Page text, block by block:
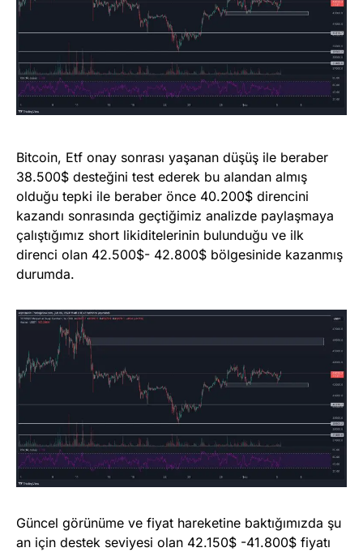
Bitcoin, Etf onay sonrası yaşanan düşüş ile beraber
38.500$ desteğini test ederek bu alandan almış
olduğu tepki ile beraber önce 40.200$ direncini
kazandı sonrasında geçtiğimiz analizde paylaşmaya
çalıştığımız short likiditelerinin bulunduğu ve ilk
direnci olan 42.500$- 42.800$ bölgesinide kazanmış
durumda.
Güncel görünüme ve fiyat hareketine baktığımızda şu
an için destek seviyesi olan 42.150$ -41.800$ fiyatı